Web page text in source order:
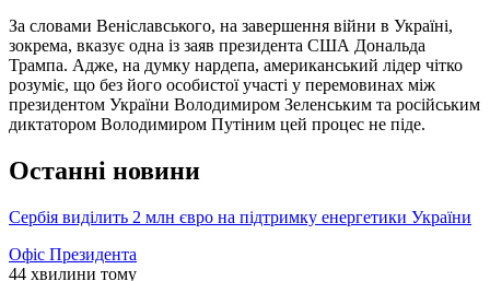
За словами Веніславського, на завершення війни в Україні,
зокрема, вказує одна із заяв президента США Дональда
Трампа. Адже, на думку нардепа, американський лідер чітко
розуміє, що без його особистої участі у перемовинах між
президентом України Володимиром Зеленським та російським
диктатором Володимиром Путіним цей процес не піде.
Останні новини
Сербія виділить 2 млн євро на підтримку енергетики України
Офіс Президента
44 хвилини тому